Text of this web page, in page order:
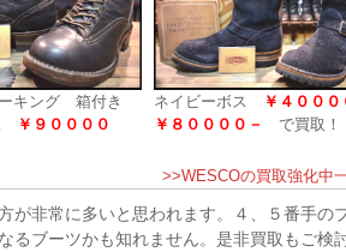
キング 箱付き
￥９００００
ネイビーボス
￥４０００
￥８００００－
で買取！
>>WESCOの買取強化中
が非常に多いと思われます。４、５番手の
るブーツかも知れません。是非買取もご検